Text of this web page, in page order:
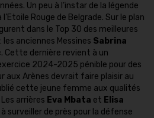
Un peu à l’instar de la légende
Rouge de Belgrade. Sur le plan
dans le Top 30 des meilleures
anciennes Messines Sabrina
. Cette dernière revient à un
2024-2025 pénible pour des
aux Arènes devrait faire plaisir au
cette jeune femme aux qualités
arrières Eva Mbata et Elisa
surveiller de près pour la défense